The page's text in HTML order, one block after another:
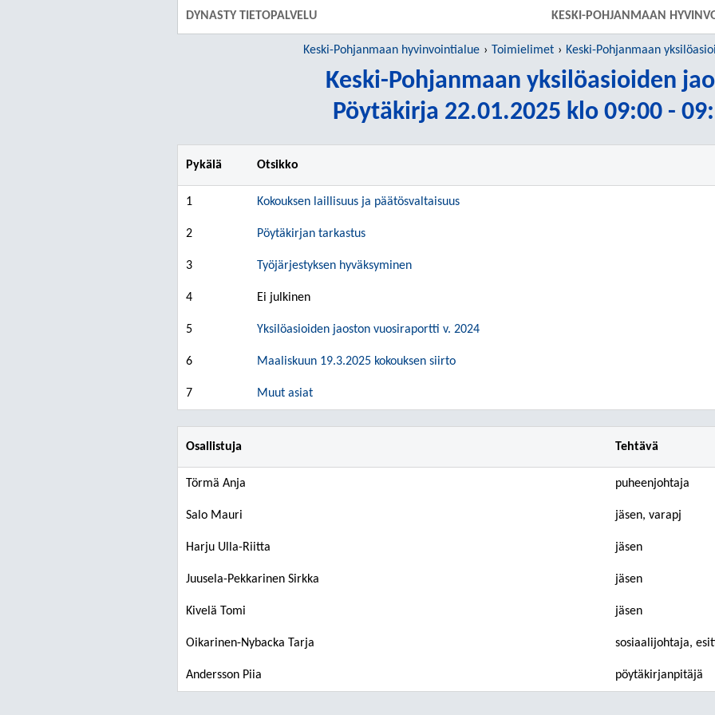
DYNASTY TIETOPALVELU KESKI-POHJANMAAN
Keski-Pohjanmaan hyvinvointialue Toimielimet Keski-Pohjanmaan
Keski-Pohjanmaan yksilöasioiden
Pöytäkirja 22.01.2025 klo 09:00 -
Pykälä Otsikko
1 Kokouksen laillisuus ja päätösvaltaisuus
2 Pöytäkirjan tarkastus
3 Työjärjestyksen hyväksyminen
4 Ei julkinen
5 Yksilöasioiden jaoston vuosiraportti v. 2024
6 Maaliskuun 19.3.2025 kokouksen siirto
7 Muut asiat
Osallistuja Tehtävä
Törmä Anja puheenjohtaja
Salo Mauri jäsen, varapj
Harju Ulla-Riitta jäsen
Juusela-Pekkarinen Sirkka jäsen
Kivelä Tomi jäsen
Oikarinen-Nybacka Tarja sosiaalijohtaja,
Andersson Piia pöytäkirjanpitäjä